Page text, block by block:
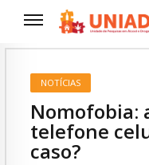
NOTÍCIAS
Nomofobia:
telefone
caso?